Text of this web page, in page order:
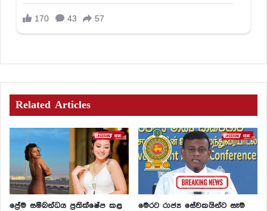
Related Articles
ප්‍රේම සම්බන්ධය ප්‍රතික්ෂේප කළ
මෙරට රාජ්‍ය සේවකයින්ට සෑම